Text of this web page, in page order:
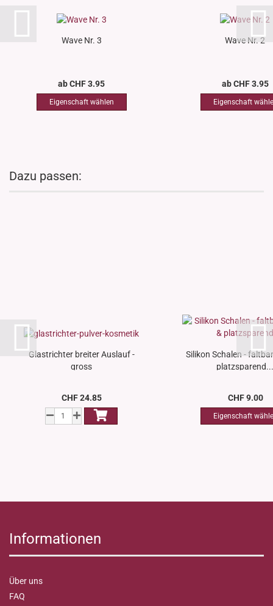
Wave Nr. 3
ab CHF 3.95
Wave Nr. 2
ab CHF 3.95
Dazu passen:
Glastrichter breiter Auslauf -
gross
CHF 24.85
Silikon Schalen -
CHF 9.00
Informationen
Über uns
FAQ